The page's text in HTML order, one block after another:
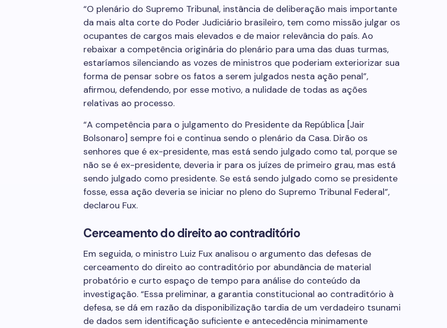
“O plenário do Supremo Tribunal, instância de deliberação mais importante
da mais alta corte do Poder Judiciário brasileiro, tem como missão julgar os
ocupantes de cargos mais elevados e de maior relevância do país. Ao
rebaixar a competência originária do plenário para uma das duas turmas,
estaríamos silenciando as vozes de ministros que poderiam exteriorizar sua
forma de pensar sobre os fatos a serem julgados nesta ação penal”,
afirmou, defendendo, por esse motivo, a nulidade de todas as ações
relativas ao processo.
“A competência para o julgamento do Presidente da República [Jair
Bolsonaro] sempre foi e continua sendo o plenário da Casa. Dirão os
senhores que é ex-presidente, mas está sendo julgado como tal, porque se
não se é ex-presidente, deveria ir para os juízes de primeiro grau, mas está
sendo julgado como presidente. Se está sendo julgado como se presidente
fosse, essa ação deveria se iniciar no pleno do Supremo Tribunal Federal”,
declarou Fux.
Cerceamento do direito ao contraditório
Em seguida, o ministro Luiz Fux analisou o argumento das defesas de
cerceamento do direito ao contraditório por abundância de material
probatório e curto espaço de tempo para análise do conteúdo da
investigação. “Essa preliminar, a garantia constitucional ao contraditório à
defesa, se dá em razão da disponibilização tardia de um verdadeiro tsunami
de dados sem identificação suficiente e antecedência minimamente